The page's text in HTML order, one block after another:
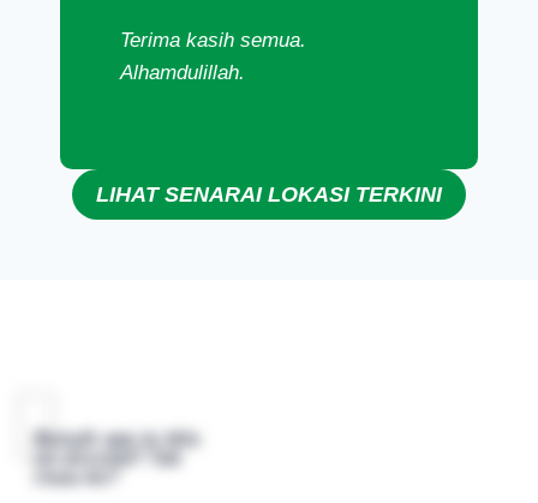
Terima kasih semua.
Alhamdulillah.
LIHAT SENARAI LOKASI TERKINI
Bunyik apa tu bila
on aircond? Tak
risau ke?